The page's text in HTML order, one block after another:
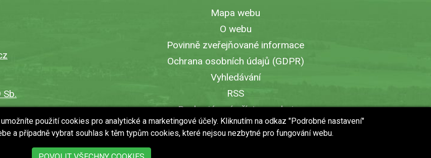
Mapa webu
O webu
Povinně zveřejňované informace
Ochrana osobních údajů (GDPR)
Vyhledávání
RSS
Bezbariérový přístup v obci
Vytisknout stránku
použití cookies pro analytické a marketingové účely. Kliknutím na odkaz "Podrobné nastavení"
a případně vybrat souhlas k těm typům cookies, které nejsou nezbytné pro fungování webu.